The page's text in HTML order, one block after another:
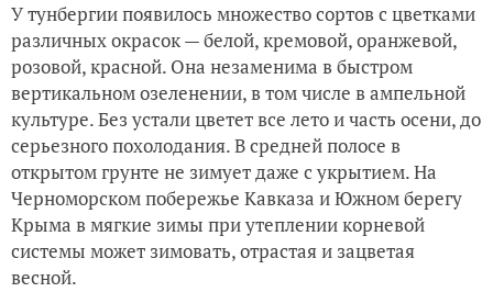
У тунбергии появилось множество сортов с цветками
различных окрасок — белой, кремовой, оранжевой,
розовой, красной. Она незаменима в быстром
вертикальном озеленении, в том числе в ампельной
культуре. Без устали цветет все лето и часть осени, до
серьезного похолодания. В средней полосе в
открытом грунте не зимует даже с укрытием. На
Черноморском побережье Кавказа и Южном берегу
Крыма в мягкие зимы при утеплении корневой
системы может зимовать, отрастая и зацветая
весной.